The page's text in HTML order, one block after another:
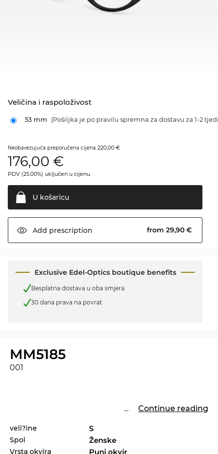
Veličina i raspoloživost
53 mm (Pošiljka je po pravilu spremna za dostavu za 1-2
Neobavezujuća preporučena cijena 220,00 €
176,00 €
PDV (25.00%) uključen u cijenu.
U košaricu
Add prescription from 29,90 €
Exclusive Edel-Optics boutique benefits
Besplatna dostava u oba smjera
30 dana prava na povrat
MM5185
001
... Continue reading
veli?ine S
Spol Ženske
Vrsta okvira Puni okvir